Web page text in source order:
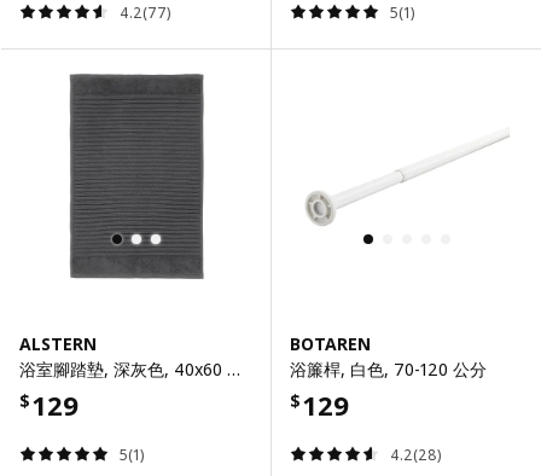
4.2(77) 5(1)
ALSTERN
浴室腳踏墊, 深灰色, 40x60 公分
$129
5(1)
BOTAREN
浴簾桿, 白色, 70-120 公分
$129
4.2(28)